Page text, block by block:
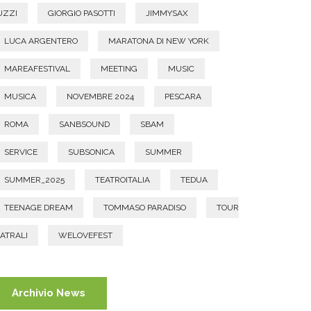
GIORGIO PASOTTI JIMMYSAX
LUCA ARGENTERO MARATONA DI NEW YORK
MAREAFESTIVAL MEETING MUSIC
MUSICA NOVEMBRE 2024 PESCARA
ROMA SANBSOUND SBAM
SERVICE SUBSONICA SUMMER
SUMMER_2025 TEATROITALIA TEDUA
TEENAGE DREAM TOMMASO PARADISO TOUR
WELOVEFEST
Archivio News